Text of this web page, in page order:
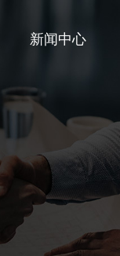
新闻中心